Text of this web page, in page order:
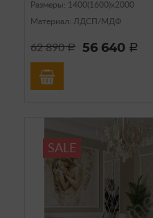
Размеры: 1400(1600)х2000
Материал: ЛДСП/МДФ
62 890a 56 640 a
SALE